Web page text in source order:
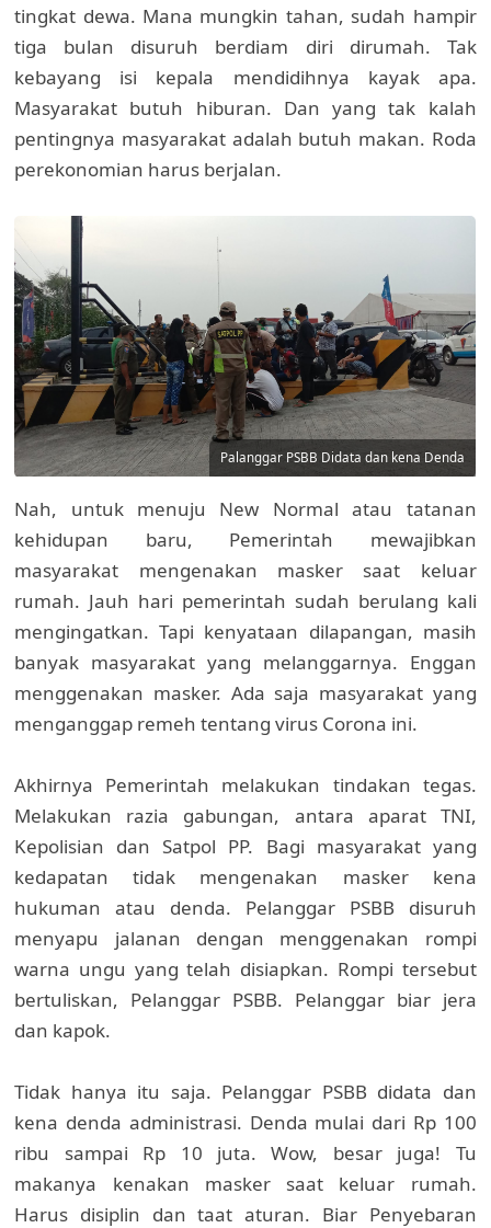
tingkat dewa. Mana mungkin tahan, sudah hampir
tiga bulan disuruh berdiam diri dirumah. Tak
kebayang isi kepala mendidihnya kayak apa.
Masyarakat butuh hiburan. Dan yang tak kalah
pentingnya masyarakat adalah butuh makan. Roda
perekonomian harus berjalan.
Palanggar PSBB Didata dan kena Denda
Nah, untuk menuju New Normal atau tatanan
kehidupan baru, Pemerintah mewajibkan
masyarakat mengenakan masker saat keluar
rumah. Jauh hari pemerintah sudah berulang kali
mengingatkan. Tapi kenyataan dilapangan, masih
banyak masyarakat yang melanggarnya. Enggan
menggenakan masker. Ada saja masyarakat yang
menganggap remeh tentang virus Corona ini.
Akhirnya Pemerintah melakukan tindakan tegas.
Melakukan razia gabungan, antara aparat TNI,
Kepolisian dan Satpol PP. Bagi masyarakat yang
kedapatan tidak mengenakan masker kena
hukuman atau denda. Pelanggar PSBB disuruh
menyapu jalanan dengan menggenakan rompi
warna ungu yang telah disiapkan. Rompi tersebut
bertuliskan, Pelanggar PSBB. Pelanggar biar jera
dan kapok.
Tidak hanya itu saja. Pelanggar PSBB didata dan
kena denda administrasi. Denda mulai dari Rp 100
ribu sampai Rp 10 juta. Wow, besar juga! Tu
makanya kenakan masker saat keluar rumah.
Harus disiplin dan taat aturan. Biar Penyebaran